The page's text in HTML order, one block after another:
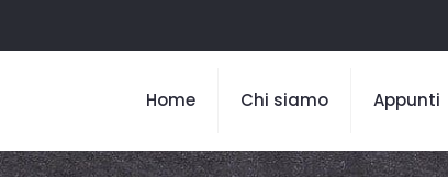
Home Chi siamo Appunti